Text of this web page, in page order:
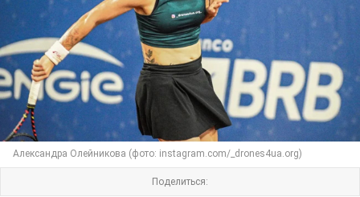
Александра Олейникова (фото: instagram.com/_drones4ua.org)
Поделиться: